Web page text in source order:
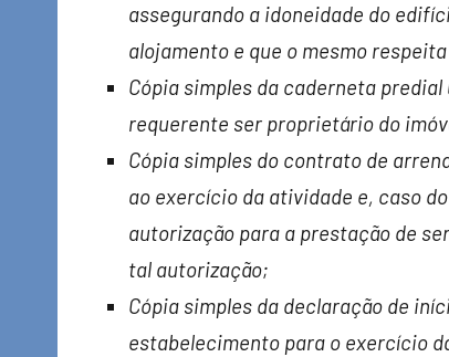
assegurando a idoneidade do
alojamento e que o mesmo
Cópia simples da caderneta
requerente ser proprietário do
Cópia simples do contrato de
ao exercício da atividade e, caso
autorização para a prestação de
tal autorização;
Cópia simples da declaração de
estabelecimento para o exercício